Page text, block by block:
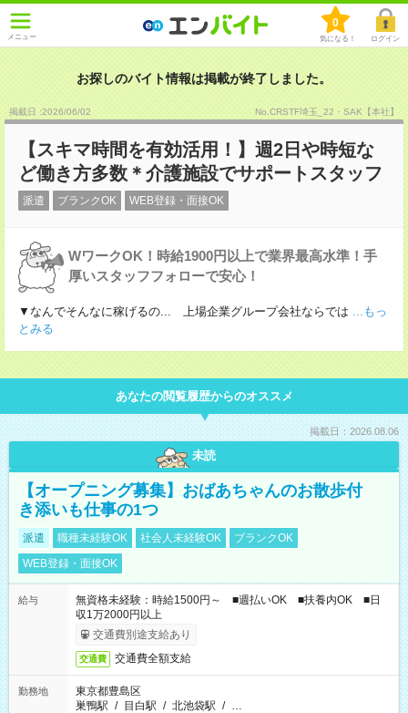
メニュー
0
気になる！ ログイン
お探しのバイト情報は掲載が終了しました。
掲載日 :2026/06/02 No.CRSTF埼玉_22・SAK【本社】
【スキマ時間を有効活用！】週2日や時短な
ど働き方多数＊介護施設でサポートスタッフ
派遣 ブランクOK WEB登録・面接OK
WワークOK！時給1900円以上で業界最高水準！手
厚いスタッフフォローで安心！
▼なんでそんなに稼げるの... 上場企業グループ会社ならでは ...もっ
とみる
あなたの閲覧履歴からのオススメ
掲載日：2026.08.06
未読
【オープニング募集】おばあちゃんのお散歩付
き添いも仕事の1つ
派遣 職種未経験OK 社会人未経験OK
ブランクOK
WEB登録・面接OK
給与
無資格未経験：時給1500円～ ■週払いOK ■扶養内OK ■日
収1万2000円以上
交通費別途支給あり
交通費 交通費全額支給
勤務地
東京都豊島区
巣鴨駅 / 目白駅 / 北池袋駅 / …